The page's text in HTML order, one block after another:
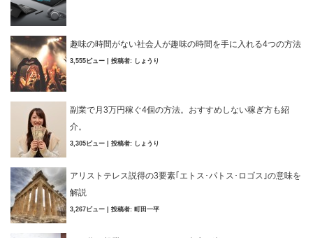
趣味の時間がない社会人が趣味の時間を手に入れる4つの方法
3,555ビュー 投稿者: しょうり
副業で月3万円稼ぐ4個の方法。おすすめしない稼ぎ方も紹
介。
3,305ビュー 投稿者: しょうり
アリストテレス説得の3要素｢エトス･パトス･ロゴス｣の意味を
解説
3,267ビュー 投稿者: 町田一平